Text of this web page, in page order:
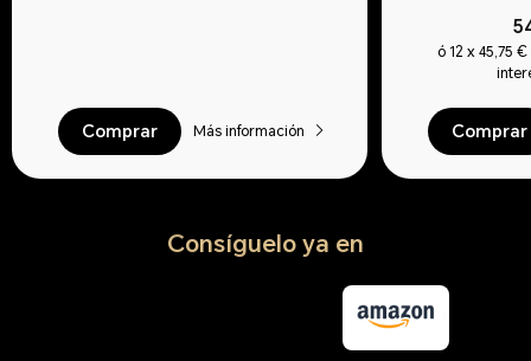
Comprar Más información
ó 12 x 45,75
Comprar
Consíguelo ya en